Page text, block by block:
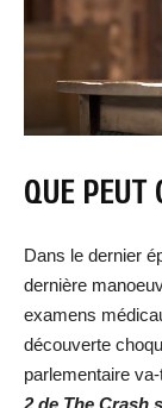
QUE PEUT
Dans le dernier
dernière
examens
découverte
parlementaire